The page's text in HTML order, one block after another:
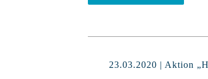
23.03.2020 | Aktion